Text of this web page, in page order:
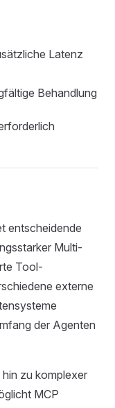
Latenz
Behandlung
entscheidende
Multi-
Tool-
externe
der Agenten
zu komplexer
MCP